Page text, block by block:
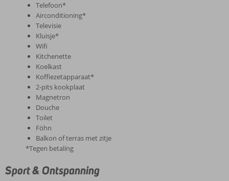
Telefoon*
Airconditioning*
Televisie
Kluisje*
Wifi
Kitchenette
Koelkast
Koffiezetapparaat*
2-pits kookplaat
Magnetron
Douche
Toilet
Föhn
Balkon of terras met zitje
*Tegen betaling
Sport & Ontspanning